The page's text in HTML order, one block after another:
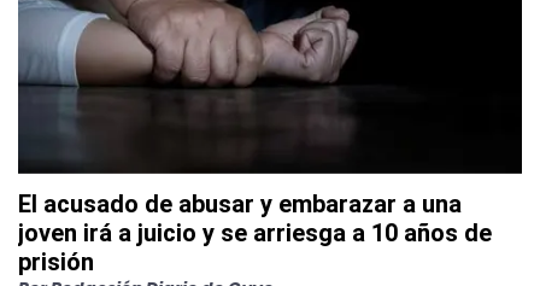
El acusado de abusar y embarazar a una
joven irá a juicio y se arriesga a 10 años de
prisión